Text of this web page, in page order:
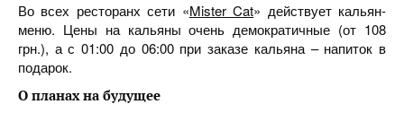
Во всех ресторанх сети «Mister Cat» действует кальян-
меню. Цены на кальяны очень демократичные (от 108
грн.), а с 01:00 до 06:00 при заказе кальяна – напиток в
подарок.
О планах на будущее